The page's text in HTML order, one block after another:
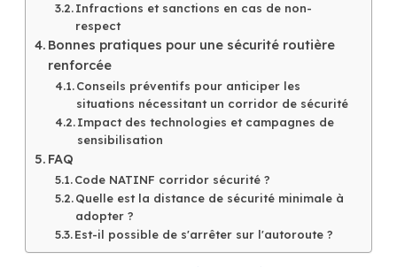
Infractions et sanctions en cas de non-
respect
Bonnes pratiques pour une sécurité routière
renforcée
Conseils préventifs pour anticiper les
situations nécessitant un corridor de sécurité
Impact des technologies et campagnes de
sensibilisation
FAQ
Code NATINF corridor sécurité ?
Quelle est la distance de sécurité minimale à
adopter ?
Est-il possible de s'arrêter sur l'autoroute ?